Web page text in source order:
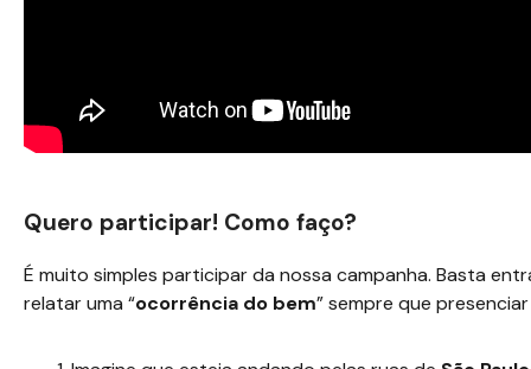
Quero participar! Como faço?
É muito simples participar da nossa campanha. Basta
relatar uma “ocorrência do bem” sempre que